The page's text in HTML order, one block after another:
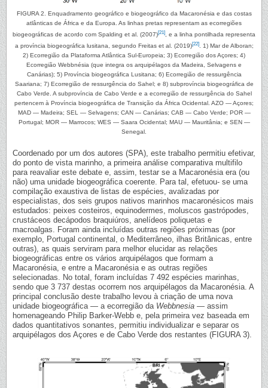
FIGURA 2. Enquadramento geográfico e biogeográfico da Macaronésia e das costas
atlânticas de África e da Europa. As linhas pretas representam as ecorregiões
biogeográficas de acordo com Spalding et al. (2007)[21]
, e a linha pontilhada representa
a província biogeográfica lusitana, segundo Freitas et al. (2019)[22]. 1) Mar de Alboran;
2) Ecorregião da Plataforma Atlântica Sul-Europeia; 3) Ecorregião dos Açores; 4)
Ecorregião Webbnésia (que integra os arquipélagos da Madeira, Selvagens e
Canárias); 5) Província biogeográfica Lusitana; 6) Ecorregião de ressurgência
Saariana; 7) Ecorregião de ressurgência do Sahel; e 8) subprovíncia biogeográfica de
Cabo Verde. A subprovíncia de Cabo Verde e a ecorregião de ressurgência do Sahel
pertencem à Província biogeográfica de Transição da África Ocidental. AZO — Açores;
MAD — Madeira; SEL — Selvagens; CAN — Canárias; CAB — Cabo Verde; POR —
Portugal; MOR — Marrocos; WES — Saara Ocidental; MAU — Mauritânia; e SEN —
Senegal.
Coordenado por um dos autores (SPA), este trabalho permitiu efetivar,
do ponto de vista marinho, a primeira análise comparativa multifilo
para reavaliar este debate e, assim, testar se a Macaronésia era (ou
não) uma unidade biogeográfica coerente. Para tal, efetuou- se uma
compilação exaustiva de listas de espécies, avalizadas por
especialistas, dos seis grupos nativos marinhos macaronésicos mais
estudados: peixes costeiros, equinodermes, moluscos gastrópodes,
crustáceos decápodos braquiúros, anelídeos poliquetas e
macroalgas. Foram ainda incluídas outras regiões próximas (por
exemplo, Portugal continental, o Mediterrâneo, ilhas Britânicas, entre
outras), as quais serviram para melhor elucidar as relações
biogeográficas entre os vários arquipélagos que formam a
Macaronésia, e entre a Macaronésia e as outras regiões
selecionadas. No total, foram incluídas 7 492 espécies marinhas,
sendo que 3 737 destas ocorrem nos arquipélagos da Macaronésia. A
principal conclusão deste trabalho levou à criação de uma nova
unidade biogeográfica — a ecorregião da Webbnesia — assim
homenageando Philip Barker-Webb e, pela primeira vez baseada em
dados quantitativos sonantes, permitiu individualizar e separar os
arquipélagos dos Açores e de Cabo Verde dos restantes (FIGURA 3).